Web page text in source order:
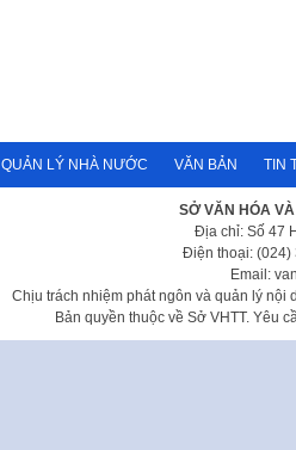
QUẢN LÝ NHÀ NƯỚC VĂN BẢN TIN
SỞ VĂN HÓA
Địa chỉ: Số 47
Điện thoại: (024)
Email:
Chịu trách nhiệm phát ngôn và quản lý nội
Bản quyền thuộc về Sở VHTT. Yêu